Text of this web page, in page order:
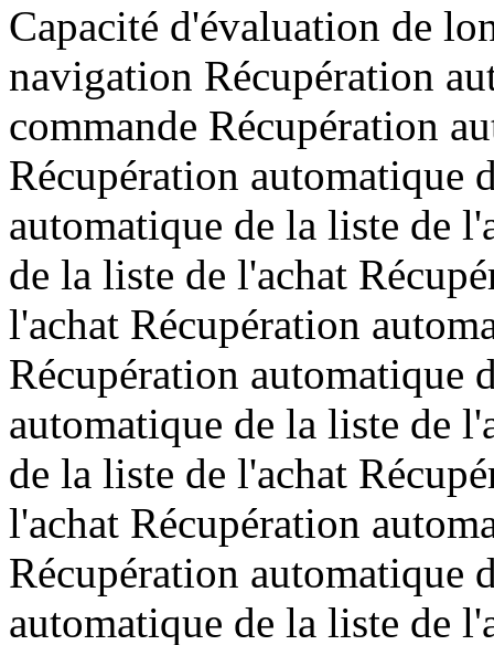
Capacité d'évaluation de
navigation Récupération
commande Récupération
Récupération automatique
automatique de la liste de
de la liste de l'achat
l'achat Récupération
Récupération automatique
automatique de la liste de
de la liste de l'achat
l'achat Récupération
Récupération automatique
automatique de la liste de